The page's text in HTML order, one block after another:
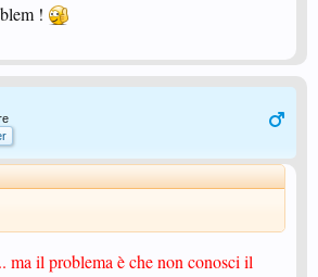
!
ma il problema è che non conosci il